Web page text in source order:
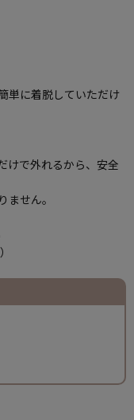
単に着脱していただけ
けで外れるから、安全
せん。